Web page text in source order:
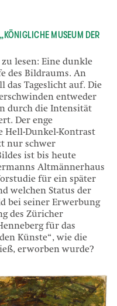
MUSEUM DER
lesen: Eine dunkle
des Bildraums. An
das Tageslicht auf. Die
entweder
durch die Intensität
Der enge
Hell-Dunkel-Kontrast
nur schwer
ist bis heute
Altmännerhaus
für ein später
welchen Status der
bei seiner Erwerbung
des Züricher
für das
Künste“, wie die
erworben wurde?